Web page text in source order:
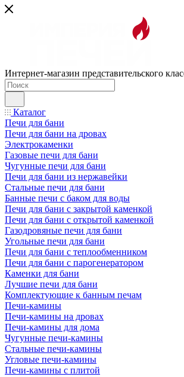
Интернет-магазин представительского
Каталог
Печи для бани
Печи для бани на дровах
Электрокаменки
Газовые печи для бани
Чугунные печи для бани
Печи для бани из нержавейки
Стальные печи для бани
Банные печи с баком для воды
Печи для бани с закрытой каменкой
Печи для бани с открытой каменкой
Газодровяные печи для бани
Угольные печи для бани
Печи для бани с теплообменником
Печи для бани с парогенератором
Каменки для бани
Лучшие печи для бани
Комплектующие к банным печам
Печи-камины
Печи-камины на дровах
Печи-камины для дома
Чугунные печи-камины
Стальные печи-камины
Угловые печи-камины
Печи-камины с плитой